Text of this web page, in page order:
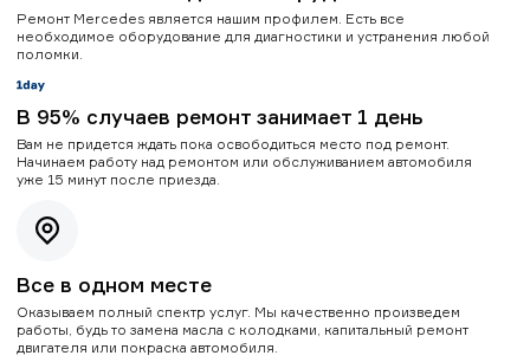
Ремонт Mercedes является нашим профилем. Есть все
необходимое оборудование для диагностики и устранения любой
поломки.
В 95% случаев ремонт занимает 1 день
Вам не придется ждать пока освободиться место под ремонт.
Начинаем работу над ремонтом или обслуживанием автомобиля
уже 15 минут после приезда.
Все в одном месте
Оказываем полный спектр услуг. Мы качественно произведем
работы, будь то замена масла с колодками, капитальный ремонт
двигателя или покраска автомобиля.